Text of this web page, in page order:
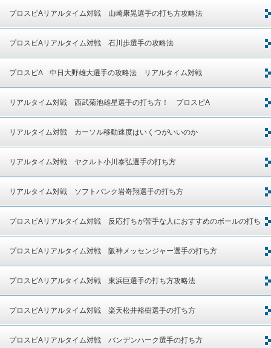
プロスピAリアルタイム対戦 山崎康晃選手の打ち方攻略法
プロスピAリアルタイム対戦 石川歩選手の攻略法
プロスピA 中日大野雄大選手の攻略法 リアルタイム対戦
リアルタイム対戦 西武菊池雄星選手の打ち方！ プロスピA
リアルタイム対戦 カーソル移動速度はいくつがいいのか
リアルタイム対戦 ヤクルト小川泰弘選手の打ち方
リアルタイム対戦 ソフトバンク岩嵜翔選手の打ち方
プロスピAリアルタイム対戦 反応打ちが苦手な人におすすめのボールの打ち
方
プロスピAリアルタイム対戦 阪神メッセンジャー選手の打ち方
プロスピAリアルタイム対戦 東浜巨選手の打ち方攻略法
プロスピAリアルタイム対戦 楽天松井裕樹選手の打ち方
プロスピAリアルタイム対戦 バンデンハーク選手の打ち方